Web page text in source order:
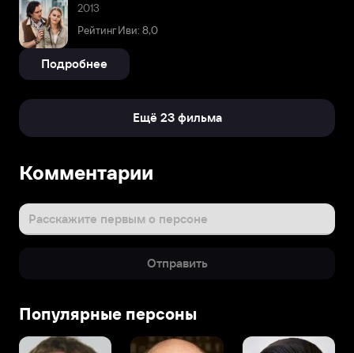
2013
Рейтинг Иви: 8,0
Подробнее
Ещё 23 фильма
Комментарии
Расскажите первым о персоне
Отправить
Популярные персоны